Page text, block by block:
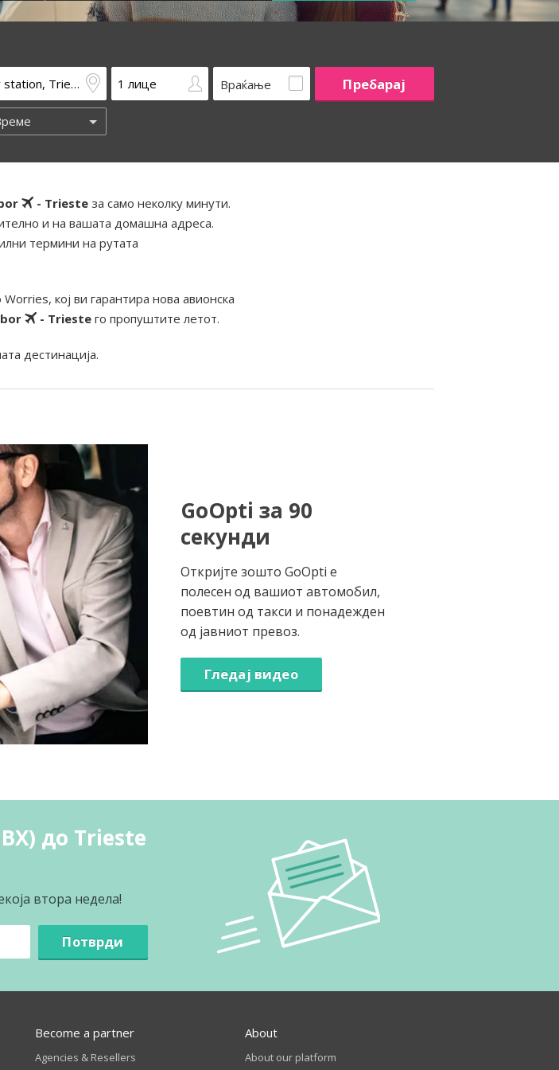
Враќање
- Trieste за само неколку минути.
и на вашата домашна адреса.
термини на рутата
кој ви гарантира нова авионска
- Trieste го пропуштите летот.
дестинација.
GoOpti за 90
секунди
Откријте зошто GoOpti е
полесен од вашиот автомобил,
поевтин од такси и понадежден
од јавниот превоз.
Гледај видео
до Trieste
втора недела!
Потврди
Become a partner
Agencies & Resellers
About
About our platform